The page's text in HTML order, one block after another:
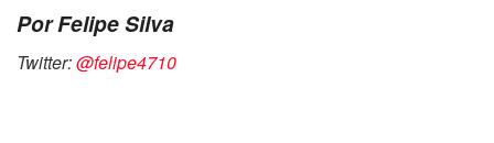
Por Felipe Silva
Twitter:@felipe4710